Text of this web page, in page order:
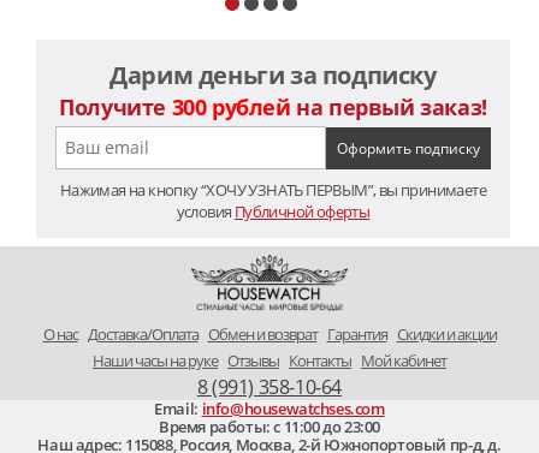
Дарим деньги за подписку
Получите 300 рублей на первый заказ!
Нажимая на кнопку “ХОЧУ УЗНАТЬ ПЕРВЫМ”, вы принимаете
условия Публичной оферты
O нас Доставка/Оплата Обмен и возврат Гарантия Скидки и акции
Наши часы на руке Отзывы Контакты Мой кабинет
8 (991) 358-10-64
Email: info@housewatchses.com
Время работы: c 11:00 до 23:00
Наш адрес: 115088, Россия, Москва 2-й Южнопортовый пр-д, д.